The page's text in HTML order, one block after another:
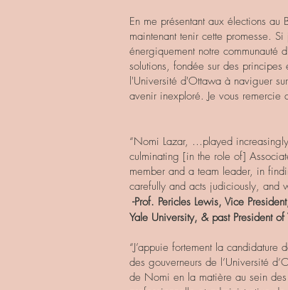
En me présentant aux élections au
maintenant tenir cette promesse.
énergiquement notre communauté
solutions, fondée sur des
l'Université d'Ottawa à naviguer
avenir inexploré. Je vous remercie
“Nomi Lazar, …played
culminating [in the role of]
member and a team leader, in
carefully and acts judiciously, and
-Prof. Pericles Lewis, Vice
Yale University, & past President
“J’appuie fortement la
des gouverneurs de l’Université
de Nomi en la matière au sein des